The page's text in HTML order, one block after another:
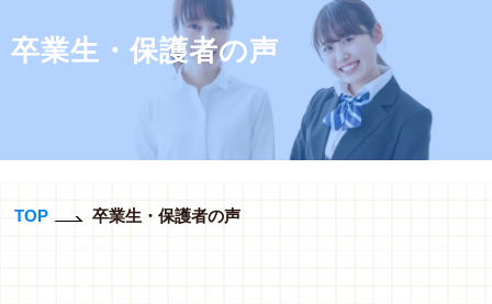
卒業生・保護者の声
TOP 卒業生・保護者の声